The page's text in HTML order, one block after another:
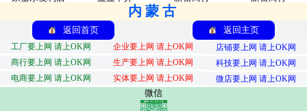
内蒙古
返回首页 返回主页
工厂要上网 请上OK网 企业要上网 请上OK网
店铺要上网 请上OK网
商行要上网 请上OK网
生产要上网 请上OK网
科技要上网 请上OK网
电商要上网 请上OK网
实体要上网 请上OK网 微店要上网 请上OK网
微信